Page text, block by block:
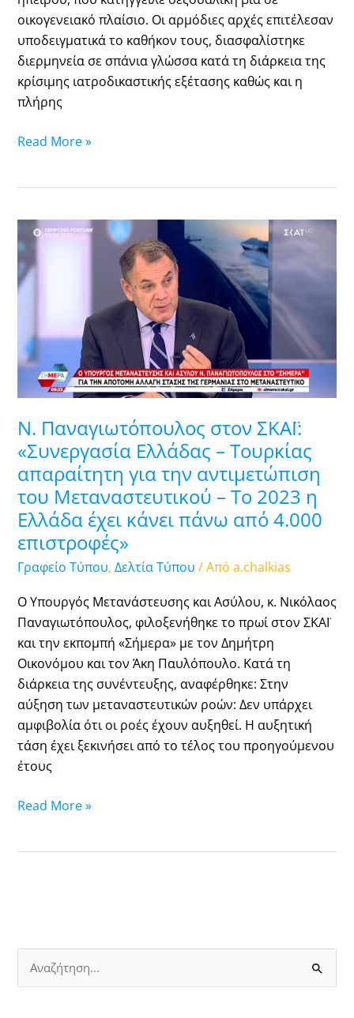
οικογενειακό πλαίσιο. Οι αρμόδιες αρχές επιτέλεσαν
υποδειγματικά το καθήκον τους, διασφαλίστηκε
διερμηνεία σε σπάνια γλώσσα κατά τη διάρκεια της
κρίσιμης ιατροδικαστικής εξέτασης καθώς και η
πλήρης
Read More »
Ν. Παναγιωτόπουλος στoν ΣΚΑΪ:
«Συνεργασία Ελλάδας – Τουρκίας
απαραίτητη για την αντιμετώπιση
του Μεταναστευτικού – Το 2023 η
Ελλάδα έχει κάνει πάνω από 4.000
επιστροφές»
Γραφείο Τύπου, Δελτία Τύπου / Από a.chalkias
Ο Υπουργός Μετανάστευσης και Ασύλου, κ. Νικόλαος
Παναγιωτόπουλος, φιλοξενήθηκε το πρωί στον ΣΚΑΪ
και την εκπομπή «Σήμερα» με τον Δημήτρη
Οικονόμου και τον Άκη Παυλόπουλο. Κατά τη
διάρκεια της συνέντευξης, αναφέρθηκε: Στην
αύξηση των μεταναστευτικών ροών: Δεν υπάρχει
αμφιβολία ότι οι ροές έχουν αυξηθεί. Η αυξητική
τάση έχει ξεκινήσει από το τέλος του προηγούμενου
έτους
Παναγιωτόπουλος
στoν
ΣΚΑΪ:
«Συνεργασία
Ελλάδας
Τουρκίας
απαραίτητη
την
αντιμετώπιση
του
Μεταναστευτικού
–
Το
Ελλάδα
έχει
κάνει
πάνω
από
4.000
επιστροφές»
Read More »